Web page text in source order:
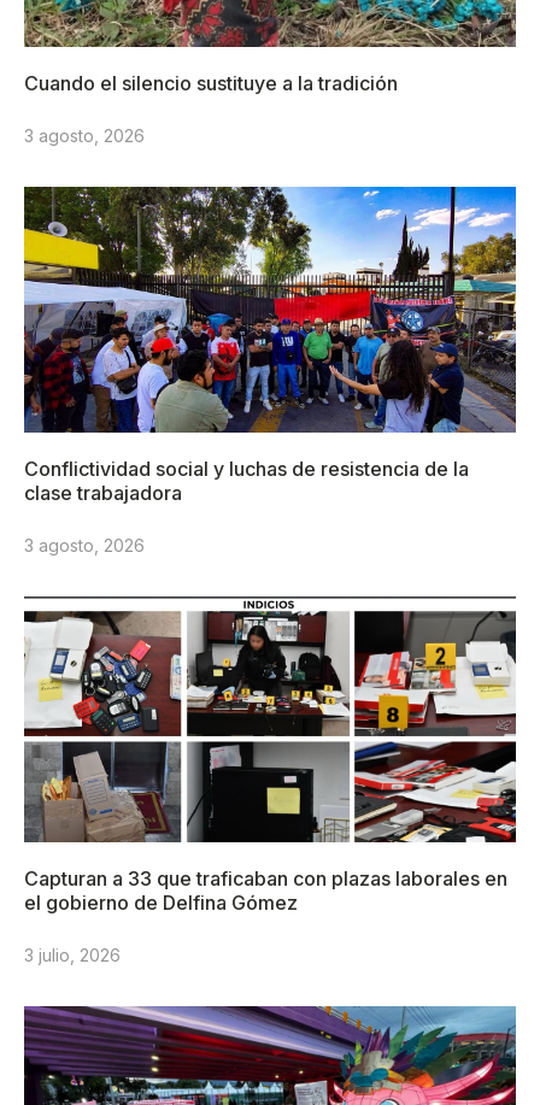
Cuando el silencio sustituye a la tradición
3 agosto, 2026
Conflictividad social y luchas de resistencia de la
clase trabajadora
3 agosto, 2026
Capturan a 33 que traficaban con plazas laborales en
el gobierno de Delfina Gómez
3 julio, 2026